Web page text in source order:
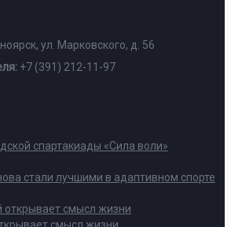
ул. Марковского, д. 56
+7 (391) 212-11-97
спартакиады «Сила воли»
стали лучшими в адаптивном спорте